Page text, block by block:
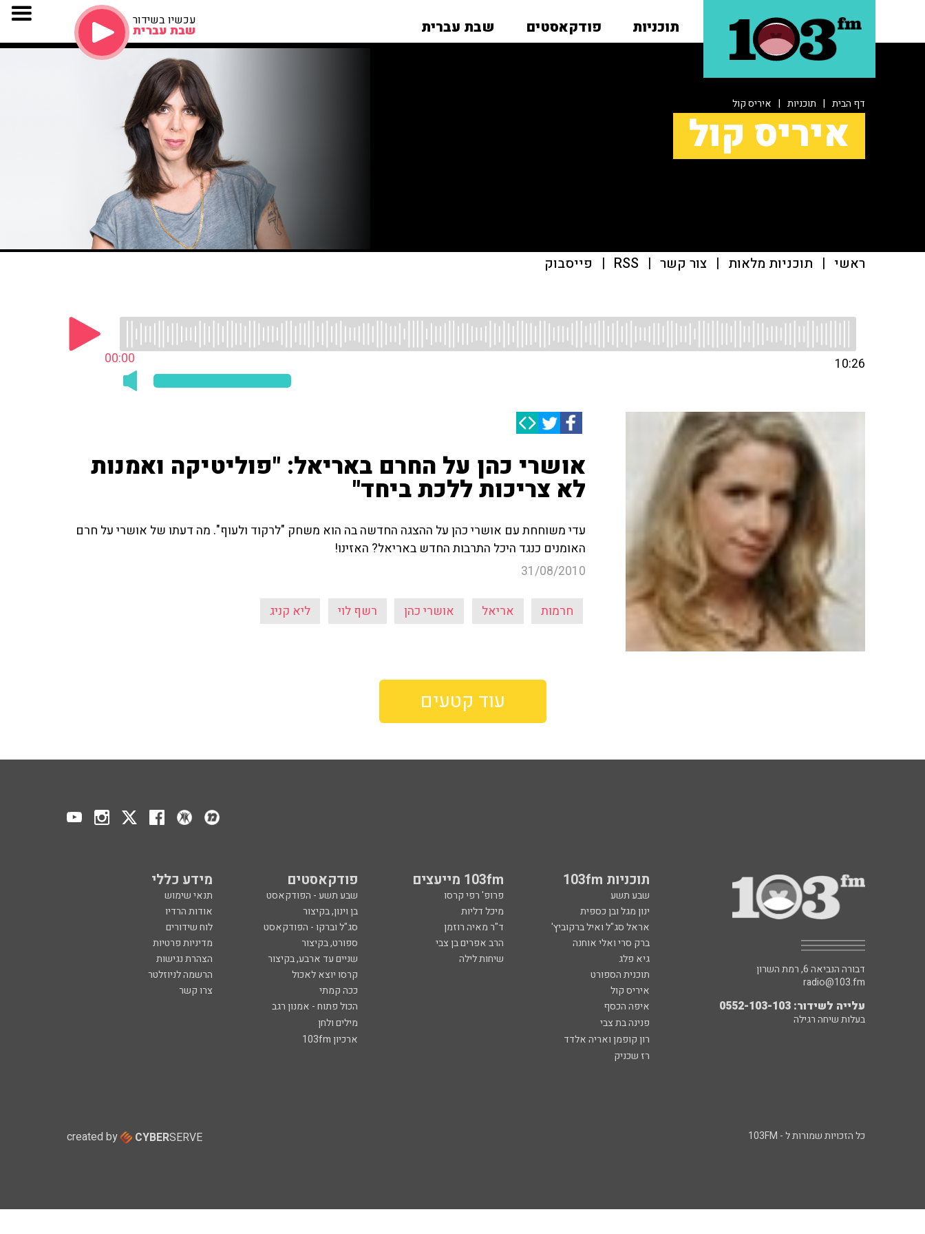
תוכניות פודקאסטים שבת עברית עכשיו בשידור
שבת עברית
דף הבית | תוכניות | איריס קול
איריס קול
ראשי | תוכניות מלאות | צור קשר |
RSS
| פייסבוק
00:00 10:26
אושרי כהן על החרם באריאל: "פוליטיקה ואמנות
לא צריכות ללכת ביחד"
עדי משוחחת עם אושרי כהן על ההצגה החדשה בה הוא משחק "לרקוד ולעוף". מה דעתו של אושרי על חרם
האומנים כנגד היכל התרבות החדש באריאל? האזינו!
31/08/2010
חרמות אריאל אושרי כהן רשף לוי ליא קניג
עוד קטעים
תוכניות 103fm 103fm מייעצים פודקאסטים מידע כללי
שבע תשע פרופ' רפי קרסו שבע תשע - הפודקאסט
תנאי שימוש
ינון מגל ובן כספית
מיכל דליות בן וינון, בקיצור
אודות הרדיו
אראל סג"ל ואיל ברקוביץ'
ד"ר מאיה רוזמן סג"ל וברקו - הפודקאסט
לוח שידורים
ברק סרי ואלי אוחנה
הרב אפרים בן צבי ספורט, בקיצור
מדיניות פרטיות
גיא פלג
שיחות לילה שניים עד ארבע, בקיצור
הצהרת נגישות
תוכנית הספורט
קרסו יוצא לאכול
הרשמה לניוזלטר
איריס קול
ככה קמתי
צרו קשר
איפה הכסף
הכול פתוח - אמנון רגב
פנינה בת צבי
מילים ולחן
רון קופמן ואריה אלדד
ארכיון 103fm
רז שכניק
דבורה הנביאה 6, רמת השרון
radio@103.fm
עלייה לשידור: 0552-103-103
בעלות שיחה רגילה
כל הזכויות שמורות ל - 103FM created by CYBERSERVE